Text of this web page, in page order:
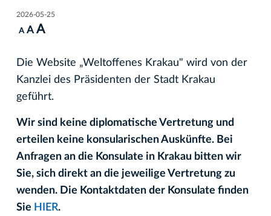
2026-05-25
A A A
Die Website „Weltoffenes Krakau" wird von der
Kanzlei des Präsidenten der Stadt Krakau
geführt.
Wir sind keine diplomatische Vertretung und
erteilen keine konsularischen Auskünfte. Bei
Anfragen an die Konsulate in Krakau bitten wir
Sie, sich direkt an die jeweilige Vertretung zu
wenden. Die Kontaktdaten der Konsulate finden
Sie HIER.